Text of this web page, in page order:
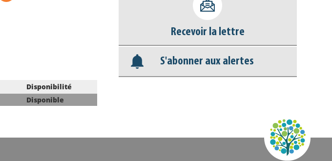
Disponibilité
Disponible
déconnecter)
Base documentaire
Nos veilles Scoop.it
Recevoir la lettre
S'abonner aux alertes